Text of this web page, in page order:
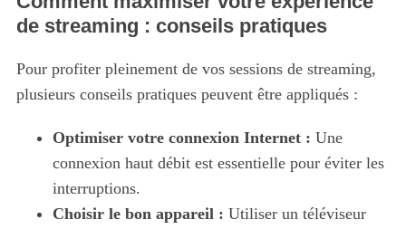
de streaming : conseils pratiques
Pour profiter pleinement de vos sessions de streaming,
plusieurs conseils pratiques peuvent être appliqués :
Optimiser votre connexion Internet : Une
connexion haut débit est essentielle pour éviter les
interruptions.
Choisir le bon appareil : Utiliser un téléviseur